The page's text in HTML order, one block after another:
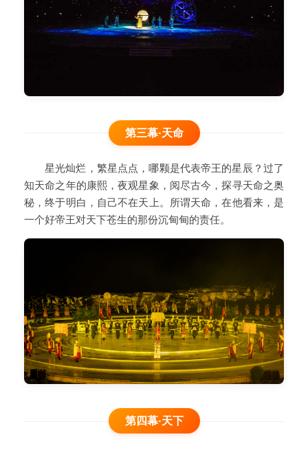
第三幕·天命
星光灿烂，繁星点点，哪颗是代表帝王的星辰？过了
知天命之年的康熙，夜观星象，阅尽古今，探寻天命之奥
秘，终于明白，自己不在天上。所谓天命，在他看来，是
一个好帝王对天下苍生的那份沉甸甸的责任。
第四幕·天下